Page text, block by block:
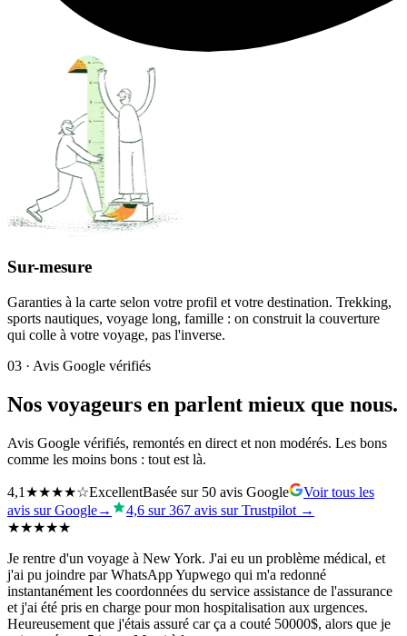
Sur-mesure
Garanties à la carte selon votre profil et votre destination. Trekking,
sports nautiques, voyage long, famille : on construit la couverture
qui colle à votre voyage, pas l'inverse.
03 · Avis Google vérifiés
Nos voyageurs en parlent mieux que nous.
Avis Google vérifiés, remontés en direct et non modérés. Les bons
comme les moins bons : tout est là.
4,1 ★★★★☆ExcellentBasée sur 50 avis Google
Voir tous les
avis sur Google→
4,6 sur 367 avis sur Trustpilot →
★★★★★
Je rentre d'un voyage à New York. J'ai eu un problème médical, et
j'ai pu joindre par WhatsApp Yupwego qui m'a redonné
instantanément les coordonnées du service assistance de l'assurance
et j'ai été pris en charge pour mon hospitalisation aux urgences.
Heureusement que j'étais assuré car ça a couté 50000$, alors que je